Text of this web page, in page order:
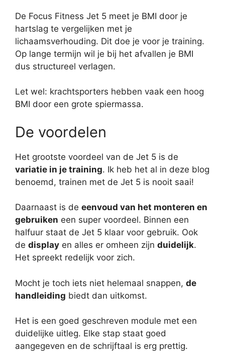
De Focus Fitness Jet 5 meet je BMI door je
hartslag te vergelijken met je
lichaamsverhouding. Dit doe je voor je training.
Op lange termijn wil je bij het afvallen je BMI
dus structureel verlagen.
Let wel: krachtsporters hebben vaak een hoog
BMI door een grote spiermassa.
De voordelen
Het grootste voordeel van de Jet 5 is de
variatie in je training. Ik heb het al in deze blog
benoemd, trainen met de Jet 5 is nooit saai!
Daarnaast is de eenvoud van het monteren en
gebruiken een super voordeel. Binnen een
halfuur staat de Jet 5 klaar voor gebruik. Ook
de display en alles er omheen zijn duidelijk.
Het spreekt redelijk voor zich.
Mocht je toch iets niet helemaal snappen, de
handleiding biedt dan uitkomst.
Het is een goed geschreven module met een
duidelijke uitleg. Elke stap staat goed
aangegeven en de schrijftaal is erg prettig.